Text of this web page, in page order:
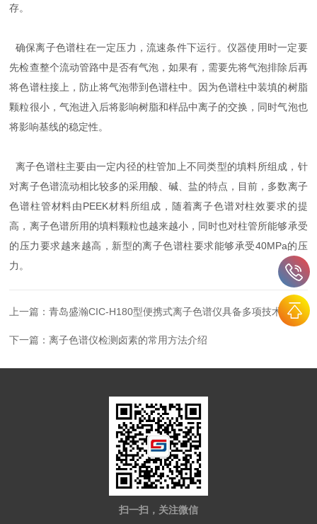
存。
确保离子色谱柱在一定压力，流速条件下运行。仪器使用时一定要
先检查整个流动管路中是否有气泡，如果有，需要先将气泡排除后再
将色谱柱接上，防止将气泡带到色谱柱中。因为色谱柱中装填的树脂
颗粒很小，气泡进入后将影响树脂和样品中离子的交换，同时气泡也
将影响基线的稳定性。
离子色谱柱主要由一定内径的柱管加上不同类型的填料所组成，针
对离子色谱流动相比较多的采用酸、碱、盐的特点，目前，多数离子
色谱柱管材料由PEEK材料所组成，随着离子色谱对柱效要求的提
高，离子色谱所用的填料颗粒也越来越小，同时也对柱管所能够承受
的压力要求越来越高，新型的离子色谱柱要求能够承受40MPa的压
力。
上一篇：青岛盛瀚CIC-H180型便携式离子色谱仪具备多项技术特点
下一篇：离子色谱仪检测卤素的常用方法介绍
扫一扫，关注微信